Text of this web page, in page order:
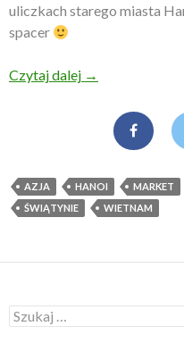
uliczkach starego miasta
spacer
Czytaj dalej Spacer po Hanoi
→
AZJA HANOI MARKET
ŚWIĄTYNIE
WIETNAM
S
z